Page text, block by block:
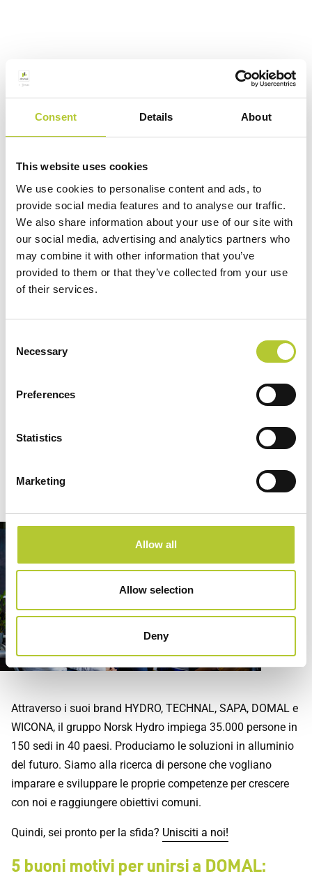
Consent Details About
This website uses cookies
We use cookies to personalise content and ads, to
provide social media features and to analyse our traffic.
We also share information about your use of our site with
our social media, advertising and analytics partners who
may combine it with other information that you’ve
provided to them or that they’ve collected from your use
of their services.
Selection
Necessary
Preferences
Statistics
Marketing
Allow all
Allow selection
Deny
Unisciti a noi
Entrate a far parte di un'azienda dinamica, innovativa e
Attraverso i suoi brand HYDRO, TECHNAL, SAPA, DOMAL e
WICONA, il gruppo Norsk Hydro impiega 35.000 persone in
150 sedi in 40 paesi. Produciamo le soluzioni in alluminio
del futuro. Siamo alla ricerca di persone che vogliano
imparare e sviluppare le proprie competenze per crescere
con noi e raggiungere obiettivi comuni.
Quindi, sei pronto per la sfida? Unisciti a noi!
5 buoni motivi per unirsi a DOMAL: